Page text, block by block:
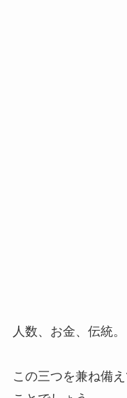
人数、お金、伝統。
この三つを兼ね備